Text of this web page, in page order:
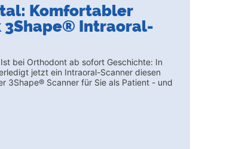
Komfortabler
3Shape® Intraoral-
bei Orthodont ab sofort Geschichte: In
jetzt ein Intraoral-Scanner diesen
3Shape® Scanner für Sie als Patient - und